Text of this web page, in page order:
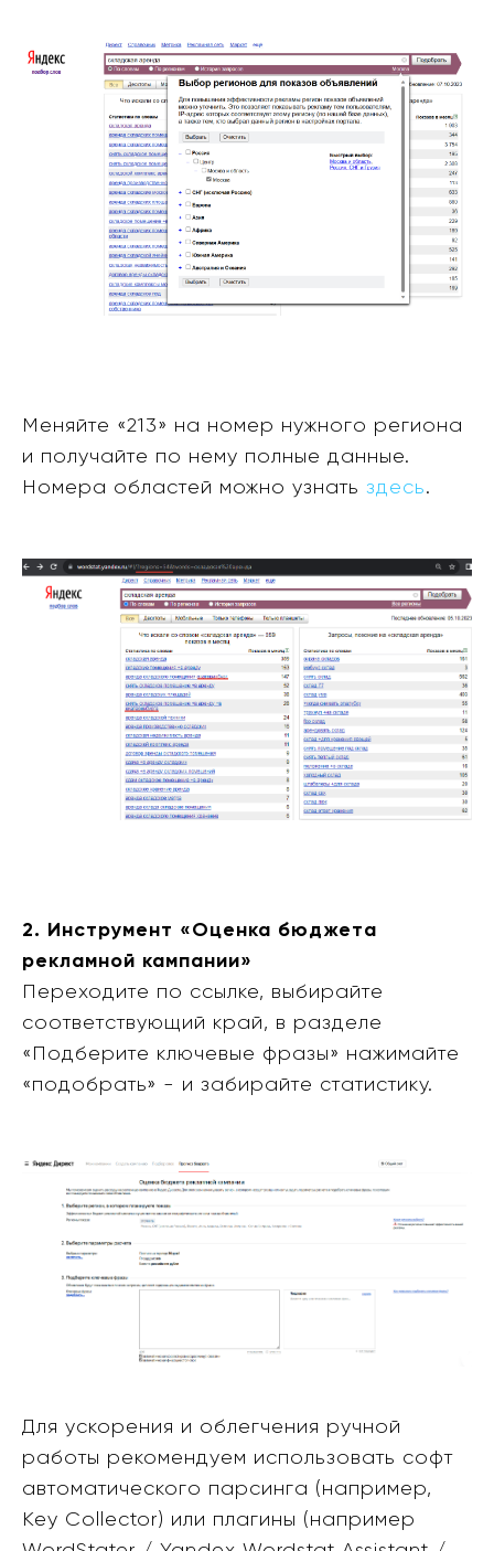
Меняйте «213» на номер нужного региона
и получайте по нему полные данные.
Номера областей можно узнать здесь.
2. Инструмент «Оценка бюджета
рекламной кампании»
Переходите по ссылке, выбирайте
соответствующий край, в разделе
«Подберите ключевые фразы» нажимайте
«подобрать» - и забирайте статистику.
Для ускорения и облегчения ручной
работы рекомендуем использовать софт
автоматического парсинга (например,
Key Collector) или плагины (например